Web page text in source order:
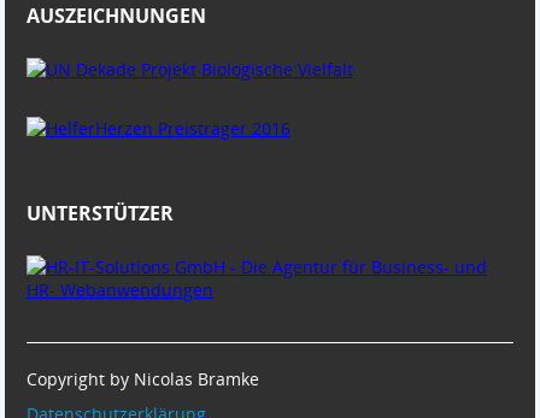
AUSZEICHNUNGEN
UNTERSTÜTZER
Copyright by Nicolas Bramke
Datenschutzerklärung